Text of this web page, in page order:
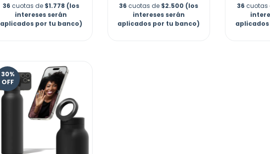
36 cuotas de $1.778 (los
intereses serán
aplicados por tu banco)
36 cuotas de $2.500 (los
intereses serán
aplicados por tu banco)
36 cuotas
30%
OFF